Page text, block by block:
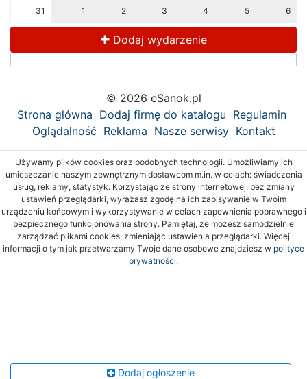
31 1 2 3 4 5 6
Dodaj wydarzenie
© 2026 eSanok.pl
Strona główna Dodaj firmę do katalogu Regulamin
Oglądalność Reklama Nasze serwisy Kontakt
Używamy plików cookies oraz podobnych technologii. Umożliwiamy ich
umieszczanie naszym zewnętrznym dostawcom m.in. w celach: świadczenia
usług, reklamy, statystyk. Korzystając ze strony internetowej, bez zmiany
ustawień przeglądarki, wyrażasz zgodę na ich zapisywanie w Twoim
urządzeniu końcowym i wykorzystywanie w celach zapewnienia poprawnego i
bezpiecznego funkcjonowania strony. Pamiętaj, że możesz samodzielnie
zarządzać plikami cookies, zmieniając ustawienia przeglądarki. Więcej
informacji o tym jak przetwarzamy Twoje dane osobowe znajdziesz w polityce
prywatności.
Dodaj ogłoszenie